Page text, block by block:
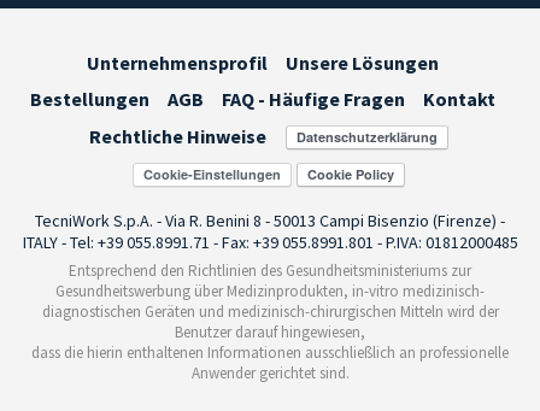
Unternehmensprofil
Unsere Lösungen
Bestellungen
AGB FAQ - Häufige Fragen
Kontakt
Rechtliche Hinweise
Cookie-Einstellungen
TecniWork S.p.A. - Via R. Benini 8 - 50013 Campi Bisenzio (Firenze) -
ITALY - Tel: +39 055.8991.71 - Fax: +39 055.8991.801 - P.IVA: 01812000485
Entsprechend den Richtlinien des Gesundheitsministeriums zur
Gesundheitswerbung über Medizinprodukten, in-vitro medizinisch-
diagnostischen Geräten und medizinisch-chirurgischen Mitteln wird der
Benutzer darauf hingewiesen,
dass die hierin enthaltenen Informationen ausschließlich an professionelle
Anwender gerichtet sind.